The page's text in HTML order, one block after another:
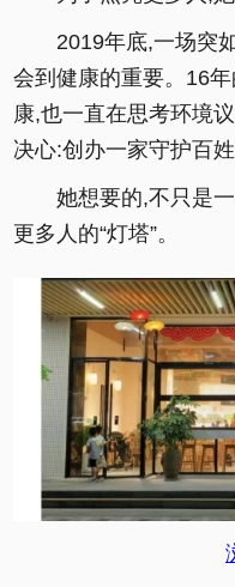
2019年底,一场突
会到健康的重要。16
康,也一直在思考环境
决心:创办一家守护百
她想要的,不只是
更多人的“灯塔”。